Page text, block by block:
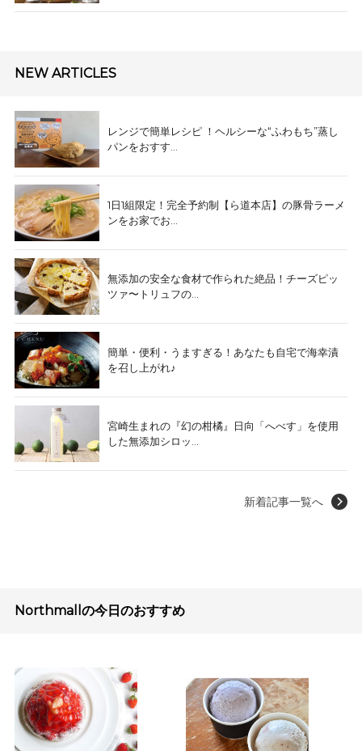
NEW ARTICLES
レンジで簡単レシピ ！ヘルシーな“ふわもち”蒸し
パンをおすす...
1日1組限定！完全予約制【ら道本店】の豚骨ラーメ
ンをお家でお...
無添加の安全な食材で作られた絶品！チーズピッ
ツァ〜トリュフの...
簡単・便利・うますぎる！あなたも自宅で海幸漬
を召し上がれ♪
宮崎生まれの『幻の柑橘』日向「へべす」を使用
した無添加シロッ...
新着記事一覧へ
Northmallの今日のおすすめ